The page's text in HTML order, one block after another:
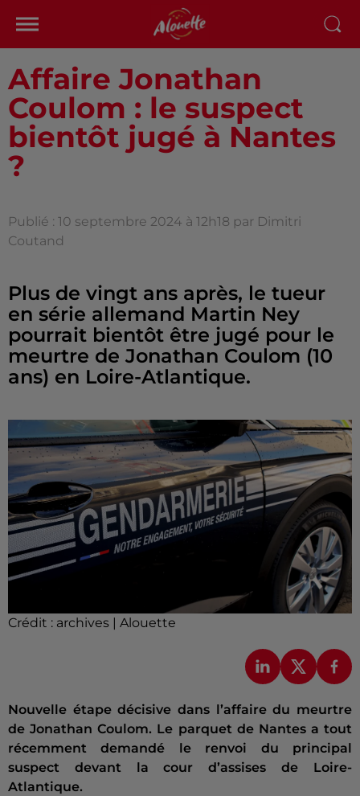
Affaire Jonathan
Coulom : le suspect
bientôt jugé à Nantes
?
Publié : 10 septembre 2024 à 12h18 par Dimitri
Coutand
Plus de vingt ans après, le tueur
en série allemand Martin Ney
pourrait bientôt être jugé pour le
meurtre de Jonathan Coulom (10
ans) en Loire-Atlantique.
Crédit : archives | Alouette
Nouvelle étape décisive dans l’affaire du meurtre
de Jonathan Coulom. Le parquet de Nantes a tout
récemment demandé le renvoi du principal
suspect devant la cour d’assises de Loire-
Atlantique.